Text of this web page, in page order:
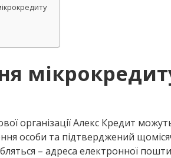
організації Алекс Кредит
особи та підтверджений
– адреса електронної